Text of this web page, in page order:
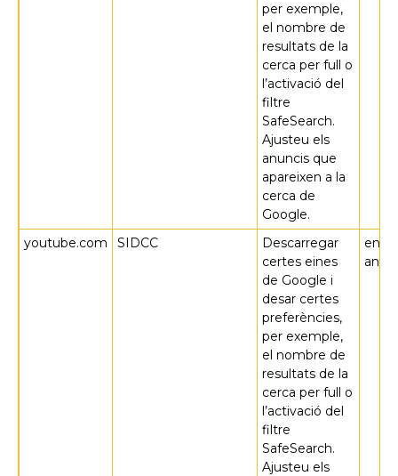
per exemple,
el nombre de
resultats de la
cerca per full o
l’activació del
filtre
SafeSearch.
Ajusteu els
anuncis que
apareixen a la
cerca de
Google.
youtube.com SIDCC
Descarregar
certes eines
de Google i
desar certes
preferències,
per exemple,
el nombre de
resultats de la
cerca per full o
l’activació del
filtre
SafeSearch.
Ajusteu els
en
any